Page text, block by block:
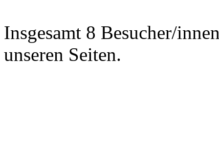
Insgesamt 8 Besucher/
unseren Seiten.